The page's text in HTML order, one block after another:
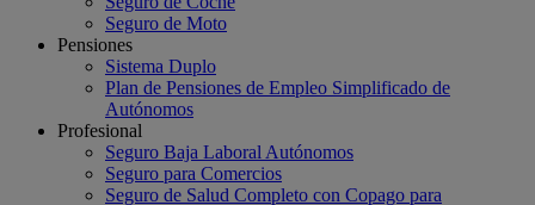
Seguro de Moto
Pensiones
Sistema Duplo
Plan de Pensiones de Empleo Simplificado de
Autónomos
Profesional
Seguro Baja Laboral Autónomos
Seguro para Comercios
Seguro de Salud Completo con Copago para